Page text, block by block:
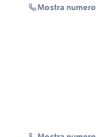
Mostra numero